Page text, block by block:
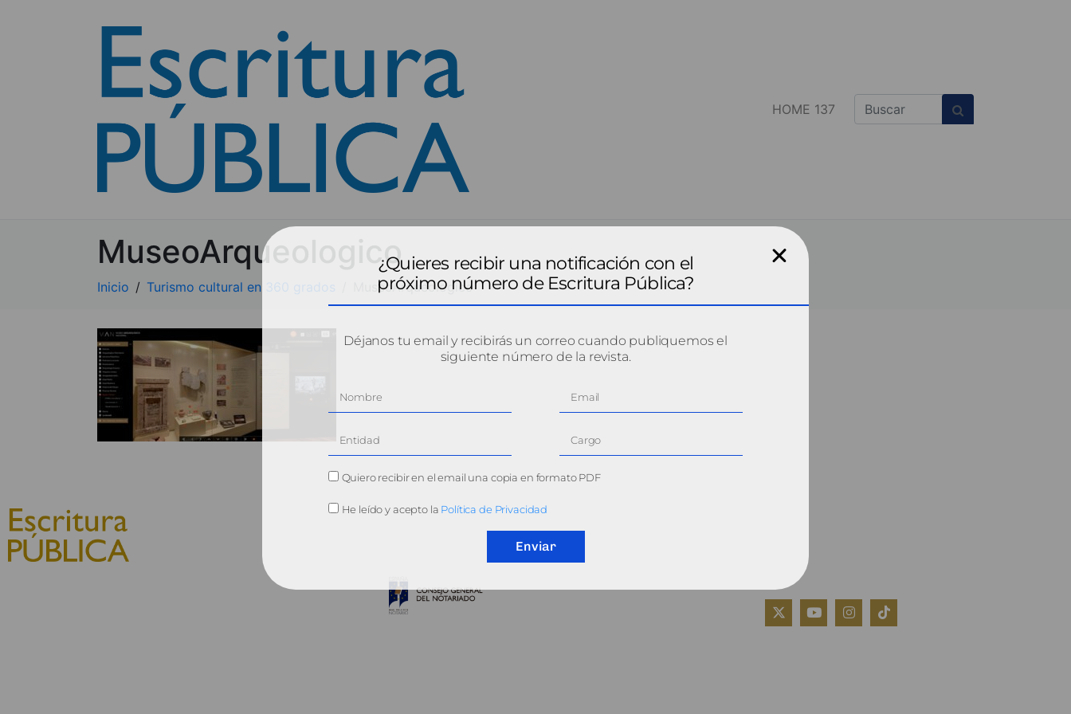
HOME 137
MuseoArqueologico
Inicio Turismo cultural en 360 grados MuseoArqueologico
POLÍTICA DE PRIVACIDAD
¿Quieres recibir una notificación con el
próximo número de Escritura Pública?
Déjanos tu email y recibirás un correo cuando publiquemos el
siguiente número de la revista.
Quiero recibir en el email una copia en formato PDF
He leído y acepto la Política de Privacidad
Enviar